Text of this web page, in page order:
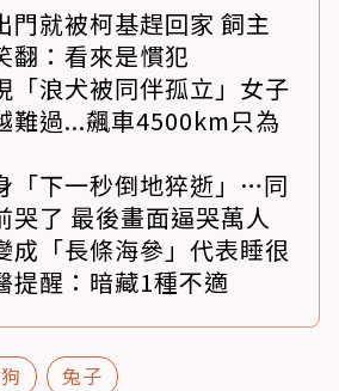
門就被柯基趕回家 飼主
翻：看來是慣犯
「浪犬被同伴孤立」女子
難過...飆車4500km只為
「下一秒倒地猝逝」…同
哭了 最後畫面逼哭萬人
成「長條海參」代表睡很
提醒：暗藏1種不適
兔子